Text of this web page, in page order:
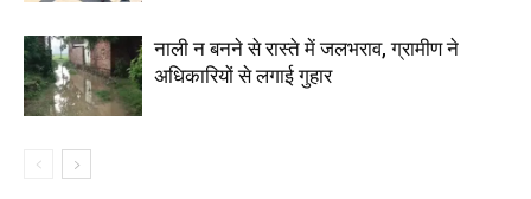
नाली न बनने से रास्ते में जलभराव, ग्रामीण ने
अधिकारियों से लगाई गुहार